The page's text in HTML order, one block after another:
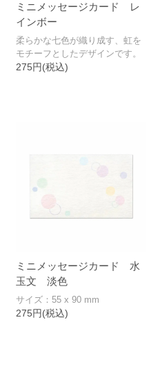
ミニメッセージカード レ
インボー
柔らかな七色が織り成す、虹を
モチーフとしたデザインです。
275円(税込)
ミニメッセージカード 水
玉文 淡色
サイズ：55 x 90 mm
275円(税込)